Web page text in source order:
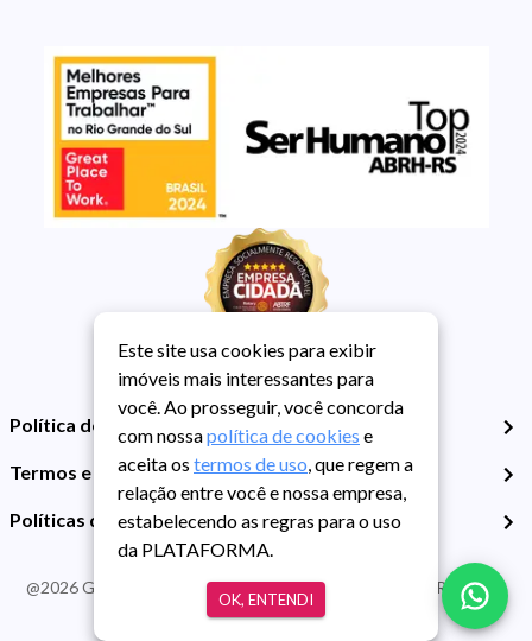
Política de Privacidade
Termos e Condições de Uso
Políticas de Cookies
@2026Guarida Imóvel. Todos os direitos reservados. CRECI RS -
413J | CNPJ Guarida: 89.398.606/0001-30
Este site usa cookies para exibir
imóveis mais interessantes para
você. Ao prosseguir, você concorda
com nossapolítica de cookies e
aceita os termos de uso, que regem a
relação entre você e nossa empresa,
estabelecendo as regras para o uso
da PLATAFORMA.
OK, ENTENDI